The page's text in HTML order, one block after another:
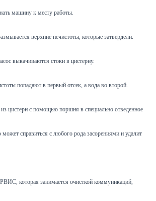
машину к месту работы.
верхние нечистоты, которые затвердели.
выкачиваются стоки в цистерну.
попадают в первый отсек, а вода во второй.
цистерн с помощью поршня в специально отведенное
может справиться с любого рода засорениями и удалит
которая занимается очисткой коммуникаций,